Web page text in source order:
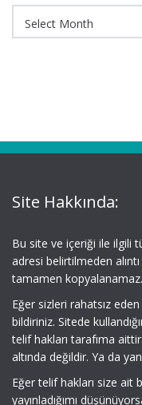
Site Hakkında:
Bu site ve içeriği ile ilgili
adresi belirtilmeden
tamamen kopyalanamaz.
Eğer sizleri rahatsız
bildiriniz. Sitede
telif hakları tarafıma
altında değildir. Ya da
Eğer telif hakları size ait
yayınladığımı